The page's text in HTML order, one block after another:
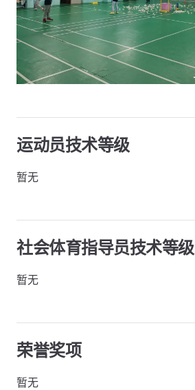
运动员技术等级
暂无
社会体育指导员技术等级
暂无
荣誉奖项
暂无